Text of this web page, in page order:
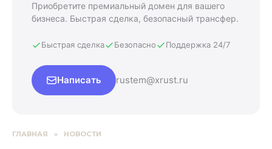
Приобретите премиальный домен для вашего
бизнеса. Быстрая сделка, безопасный трансфер.
Быстрая сделка Безопасно Поддержка 24/7
Написать rustem@xrust.ru
ГЛАВНАЯ » НОВОСТИ